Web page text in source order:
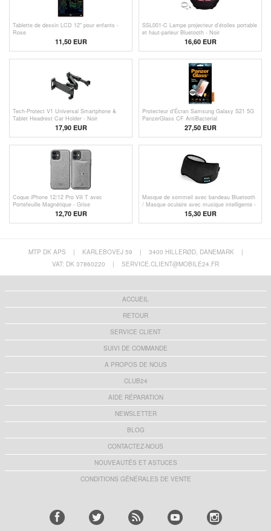
Tablette de dessin LCD 12" pour enfants -
Rose
11,50 EUR
SSL001-C Lampe projecteur d'étoiles portable
et haut-parleur Bluetooth - Noir
16,60EUR
Tech-Protect V1 Universal Smartphone &
Tablet Headrest Car Holder - Noir
17,90 EUR
Protecteur d'Écran Samsung Galaxy S21 5G
PanzerGlass CF AntiBacterial
27,50 EUR
Coque iPhone 12/12 Pro Vili T avec
Portefeuille Magnétique - Grise
12,70 EUR
Masque de sommeil avec bandeau Bluetooth
/ Masque oculaire avec musique intelligente -
15,30 EUR
MTP DK APS | KARLEBOVEJ 59 | 3400 HILLERØD, DANEMARK
|
VAT: DK 37860220
| SERVICE.CLIENT@MOBILE24.FR
ACCUEIL
RETOUR
SERVICE CLIENT
SUIVI DE COMMANDE
A PROPOS DE NOUS
CLUB24
AIDE RÉPARATION
NEWSLETTER
BLOG
CONTACTEZ-NOUS
NOUVEAUTÉS ET ASTUCES
CONDITIONS GÉNÉRALES DE VENTE